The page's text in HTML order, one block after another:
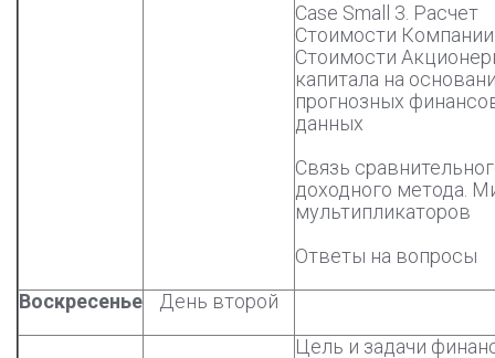
Case Small 3. Расчет
Стоимости
Стоимости
капитала на
прогнозных
данных
Связь
доходного метода.
мультипликаторов
Ответы на вопросы
Воскресенье
День второй
Цель и задачи